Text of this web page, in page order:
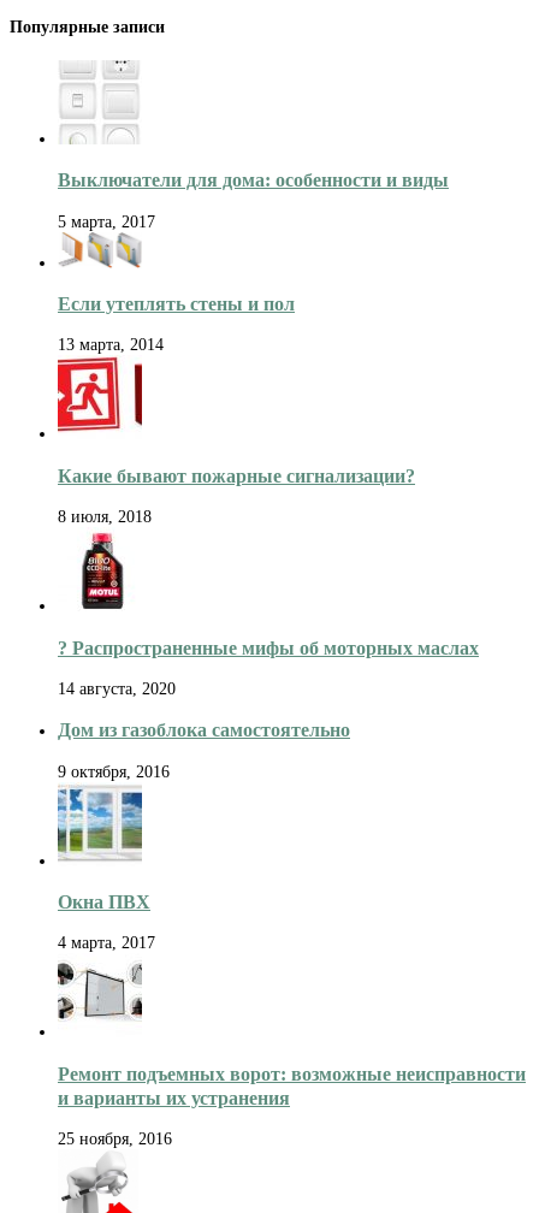
Популярные записи
Выключатели для дома: особенности и виды
5 марта, 2017
Если утеплять стены и пол
13 марта, 2014
Какие бывают пожарные сигнализации?
8 июля, 2018
?️ Распространенные мифы об моторных маслах
14 августа, 2020
Дом из газоблока самостоятельно
9 октября, 2016
Окна ПВХ
4 марта, 2017
Ремонт подъемных ворот: возможные неисправности
и варианты их устранения
25 ноября, 2016